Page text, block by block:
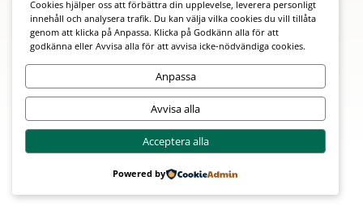
Cookies hjälper oss att förbättra din upplevelse, leverera personligt
innehåll och analysera trafik. Du kan välja vilka cookies du vill tillåta
genom att klicka på Anpassa. Klicka på Godkänn alla för att
godkänna eller Avvisa alla för att avvisa icke-nödvändiga cookies.
Anpassa
Avvisa alla
Acceptera alla
Powered by